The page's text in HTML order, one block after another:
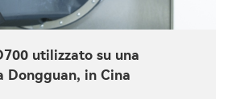
utilizzato su una
Dongguan, in Cina